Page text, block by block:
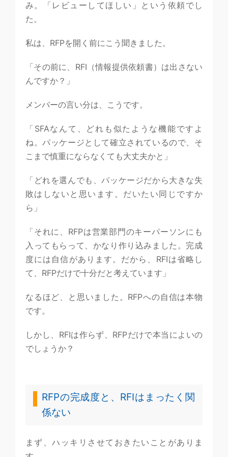
み。「レビューしてほしい」という依頼でし
た。
私は、RFPを開く前にこう聞きました。
「その前に、RFI（情報提供依頼書）は出さない
んですか？」
メンバーの言い分は、こうです。
「SFAなんて、どれも似たような機能ですよ
ね。パッケージとして確立されているので、そ
こまで慎重にならなくても大丈夫かと」
「どれを選んでも、パッケージだから大きな失
敗はしないと思います。だいたい同じですか
ら」
「それに、RFPは営業部門のキーパーソンにも
入ってもらって、かなり作り込みました。完成
度には自信があります。だから、RFIは省略し
て、RFPだけで十分だと考えています」
なるほど、と思いました。RFPへの自信は本物
です。
しかし、RFIは作らず、RFPだけで本当によいの
でしょうか？
RFPの完成度と、RFIはまったく関
係ない
まず、ハッキリさせておきたいことがありま